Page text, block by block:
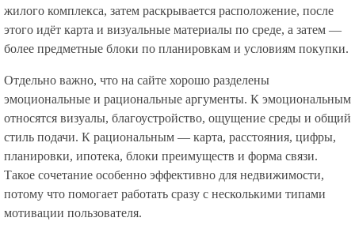
жилого комплекса, затем раскрывается расположение, после
этого идёт карта и визуальные материалы по среде, а затем —
более предметные блоки по планировкам и условиям покупки.
Отдельно важно, что на сайте хорошо разделены
эмоциональные и рациональные аргументы. К эмоциональным
относятся визуалы, благоустройство, ощущение среды и общий
стиль подачи. К рациональным — карта, расстояния, цифры,
планировки, ипотека, блоки преимуществ и форма связи.
Такое сочетание особенно эффективно для недвижимости,
потому что помогает работать сразу с несколькими типами
мотивации пользователя.